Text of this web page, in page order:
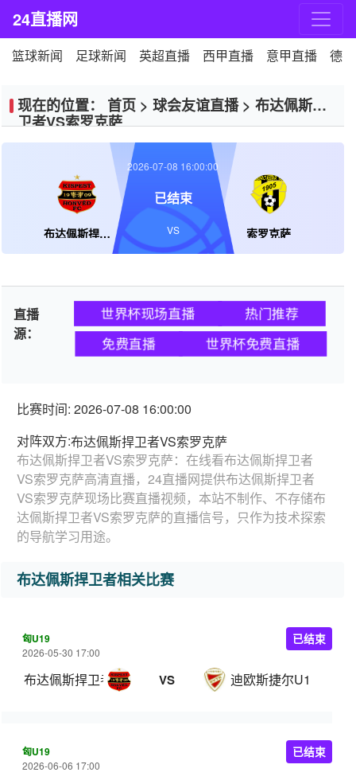
24直播网
篮球新闻 足球新闻 英超直播 西甲直播 意甲直播 德
现在的位置： 首页 > 球会友谊直播> 布达佩斯捍
卫者VS索罗克萨
布达佩斯捍卫者 索罗克萨
2026-07-08 16:00:00
已结束
VS
直播
源：
世界杯现场直播
热门推荐
免费直播
世界杯免费直播
比赛时间: 2026-07-08 16:00:00
对阵双方:布达佩斯捍卫者VS索罗克萨
布达佩斯捍卫者VS索罗克萨：在线看布达佩斯捍卫者
VS索罗克萨高清直播，24直播网提供布达佩斯捍卫者
VS索罗克萨现场比赛直播视频，本站不制作、不存储布
达佩斯捍卫者VS索罗克萨的直播信号，只作为技术探索
的导航学习用途。
布达佩斯捍卫者相关比赛
匈U19
2026-05-30 17:00
布达佩斯捍卫者U19 VS 迪欧斯捷尔U19
已结束
匈U19
2026-06-06 17:00
已结束